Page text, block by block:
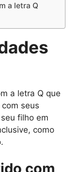
a letra Q
a letra Q que
seus
filho em
como
com